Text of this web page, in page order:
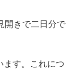
開きで二日分で
ます。これにつ